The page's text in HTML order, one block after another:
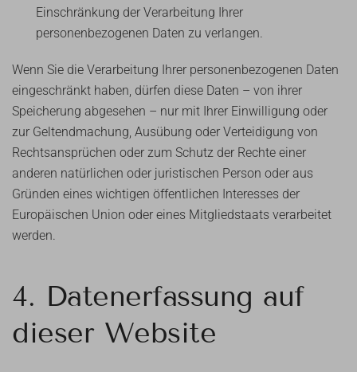
Einschränkung der Verarbeitung Ihrer
personenbezogenen Daten zu verlangen.
Wenn Sie die Verarbeitung Ihrer personenbezogenen Daten
eingeschränkt haben, dürfen diese Daten – von ihrer
Speicherung abgesehen – nur mit Ihrer Einwilligung oder
zur Geltendmachung, Ausübung oder Verteidigung von
Rechtsansprüchen oder zum Schutz der Rechte einer
anderen natürlichen oder juristischen Person oder aus
Gründen eines wichtigen öffentlichen Interesses der
Europäischen Union oder eines Mitgliedstaats verarbeitet
werden.
4. Datenerfassung auf
dieser Website